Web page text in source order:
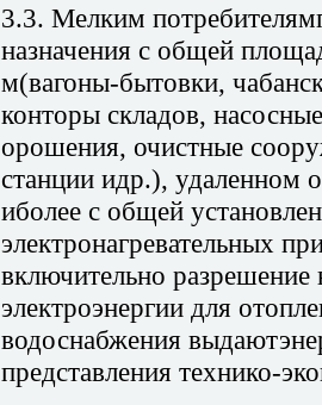
3.3. Мелким
назначения с общей
м(вагоны-бытовки,
конторы складов,
орошения, очистные
станции идр.), удаленном
иболее с общей
электронагревательных
включительно разрешение
электроэнергии для
водоснабжения
представления технико-